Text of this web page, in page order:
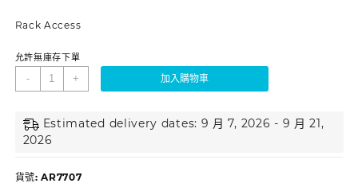
Rack Access
允許無庫存下單
- + 加入購物車
Estimated delivery dates: 9 月 7, 2026 - 9 月 21,
2026
貨號:AR7707